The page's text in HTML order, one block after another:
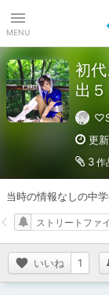
MENU
初
出５
更
3 作
当時の情報なしの中
いいね 1
ストリートファ